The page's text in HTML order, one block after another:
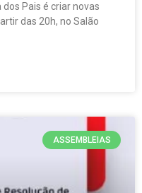
Pais é criar novas
das 20h, no Salão
ASSEMBLEIAS